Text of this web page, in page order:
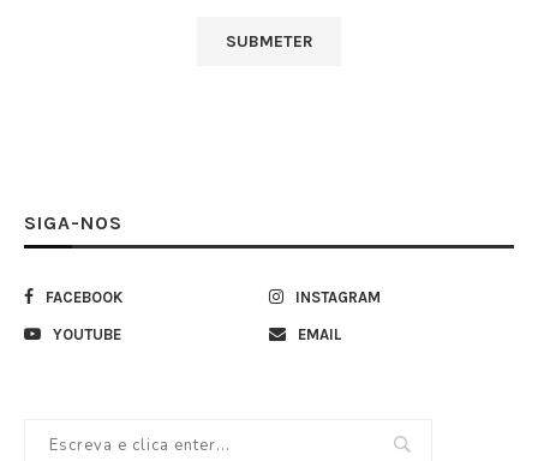
SIGA-NOS
FACEBOOK INSTAGRAM
YOUTUBE EMAIL